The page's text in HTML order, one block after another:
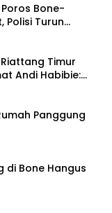
Bone-
Polisi Turun
Timur
Andi Habibie:
Saja
Panggung
di Bone Hangus